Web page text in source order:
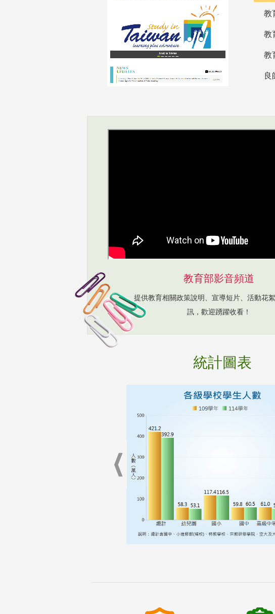
教
教
良
教育部影音頻道
提供教育相關政策說明、宣導短片、活動花
訊，歡迎踴躍收看！
統計圖表